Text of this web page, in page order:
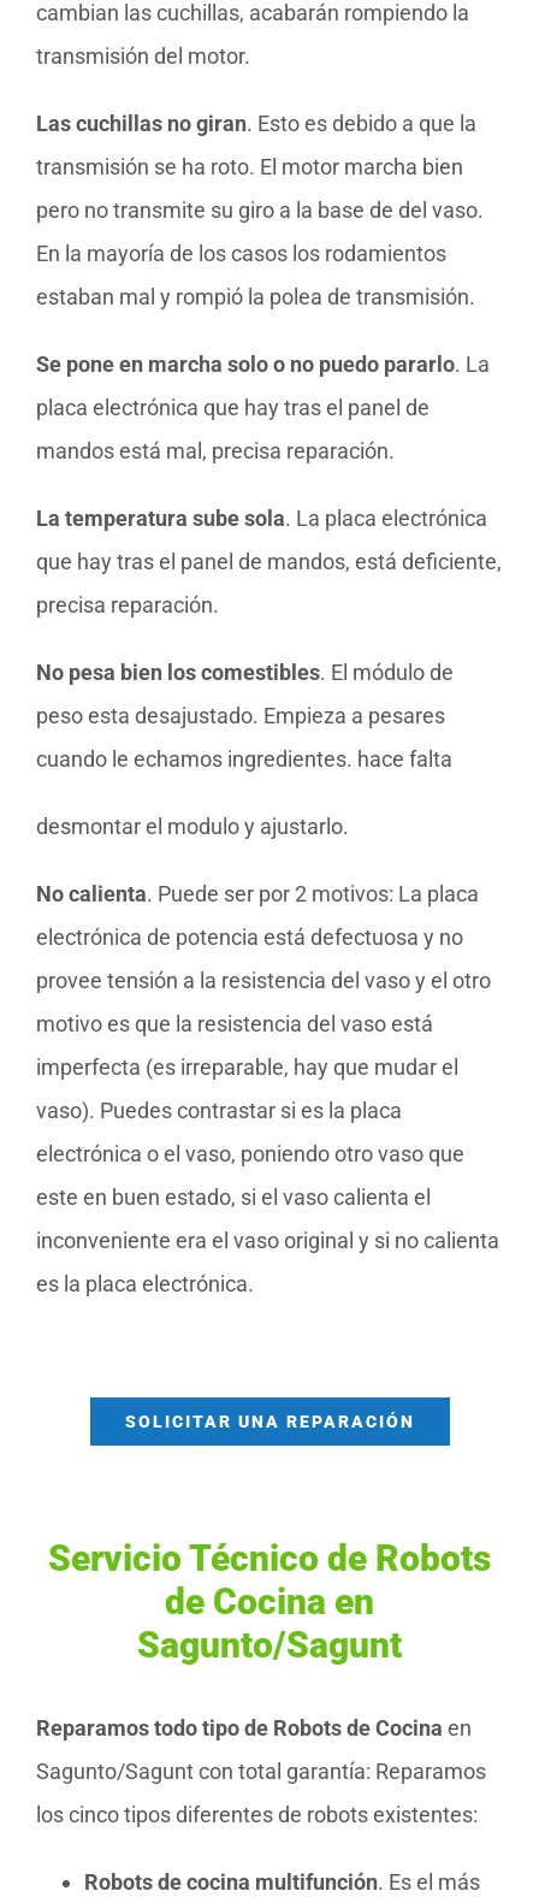
cambian las cuchillas, acabarán rompiendo la
transmisión del motor.
Las cuchillas no giran. Esto es debido a que la
transmisión se ha roto. El motor marcha bien
pero no transmite su giro a la base de del vaso.
En la mayoría de los casos los rodamientos
estaban mal y rompió la polea de transmisión.
Se pone en marcha solo o no puedo pararlo. La
placa electrónica que hay tras el panel de
mandos está mal, precisa reparación.
La temperatura sube sola. La placa electrónica
que hay tras el panel de mandos, está deficiente,
precisa reparación.
No pesa bien los comestibles. El módulo de
peso esta desajustado. Empieza a pesares
cuando le echamos ingredientes. hace falta
desmontar el modulo y ajustarlo.
No calienta. Puede ser por 2 motivos: La placa
electrónica de potencia está defectuosa y no
provee tensión a la resistencia del vaso y el otro
motivo es que la resistencia del vaso está
imperfecta (es irreparable, hay que mudar el
vaso). Puedes contrastar si es la placa
electrónica o el vaso, poniendo otro vaso que
este en buen estado, si el vaso calienta el
inconveniente era el vaso original y si no calienta
es la placa electrónica.
SOLICITAR UNA REPARACIÓN
Servicio Técnico de Robots
de Cocina en
Sagunto/Sagunt
Reparamos todo tipo de Robots de Cocina en
Sagunto/Sagunt con total garantía: Reparamos
los cinco tipos diferentes de robots existentes:
Robots de cocina multifunción. Es el más